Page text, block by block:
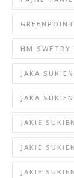
GREENPOINT
HM SWETRY
JAKA
JAKA
JAKIE
JAKIE
JAKIE